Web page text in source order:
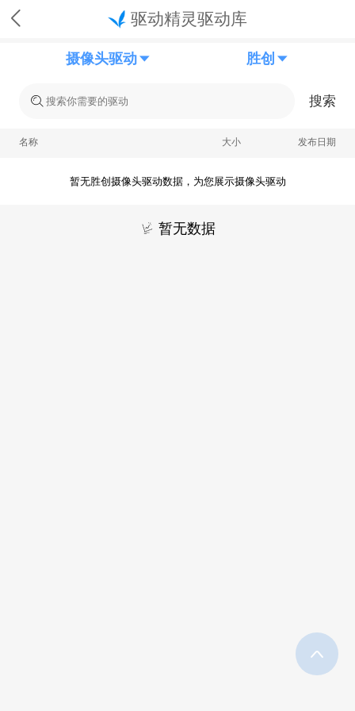
驱动精灵驱动库
摄像头驱动 胜创
搜索
名称 大小 发布日期
暂无胜创摄像头驱动数据，为您展示摄像头驱动
暂无数据